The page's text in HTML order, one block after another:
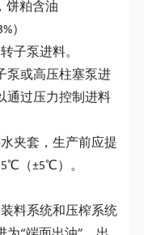
饼粕含油
）
子泵进料。
泵或高压柱塞泵进
通过压力控制进料
夹套，生产前应提
（±5℃）。
料系统和压榨系统